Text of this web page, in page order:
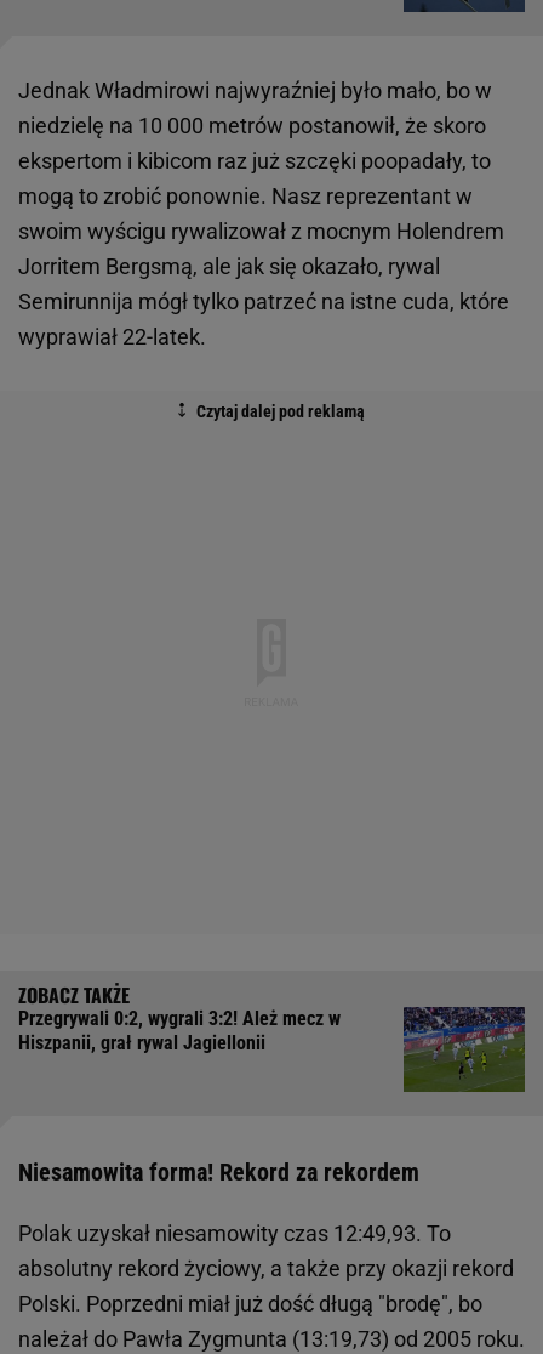
Jednak Władmirowi najwyraźniej było mało, bo w
niedzielę na 10 000 metrów postanowił, że skoro
ekspertom i kibicom raz już szczęki poopadały, to
mogą to zrobić ponownie. Nasz reprezentant w
swoim wyścigu rywalizował z mocnym Holendrem
Jorritem Bergsmą, ale jak się okazało, rywal
Semirunnija mógł tylko patrzeć na istne cuda, które
wyprawiał 22-latek.
Przegrywali 0:2, wygrali 3:2! Ależ mecz w
Hiszpanii, grał rywal Jagiellonii
Niesamowita forma! Rekord za rekordem
Polak uzyskał niesamowity czas 12:49,93. To
absolutny rekord życiowy, a także przy okazji rekord
Polski. Poprzedni miał już dość długą "brodę", bo
należał do Pawła Zygmunta (13:19,73) od 2005 roku.